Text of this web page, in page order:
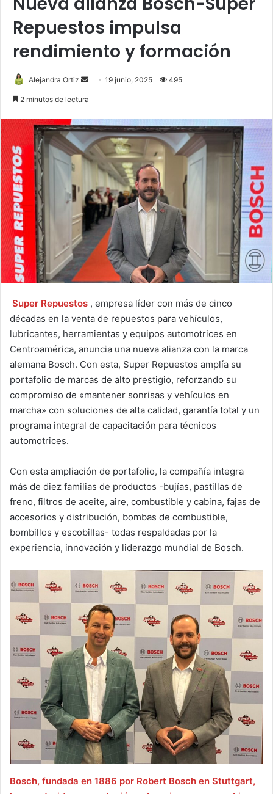
Repuestos impulsa
rendimiento y formación
Alejandra Ortiz
Send19 junio, 2025 495
2 minutos de lectura
Super Repuestos , empresa líder con más de cinco
décadas en la venta de repuestos para vehículos,
lubricantes, herramientas y equipos automotrices en
Centroamérica, anuncia una nueva alianza con la marca
alemana Bosch. Con esta, Super Repuestos amplía su
portafolio de marcas de alto prestigio, reforzando su
compromiso de «mantener sonrisas y vehículos en
marcha» con soluciones de alta calidad, garantía total y un
programa integral de capacitación para técnicos
automotrices.
Con esta ampliación de portafolio, la compañía integra
más de diez familias de productos -bujías, pastillas de
freno, filtros de aceite, aire, combustible y cabina, fajas de
accesorios y distribución, bombas de combustible,
bombillos y escobillas- todas respaldadas por la
experiencia, innovación y liderazgo mundial de Bosch.
Bosch, fundada en 1886 por Robert Bosch en Stuttgart,